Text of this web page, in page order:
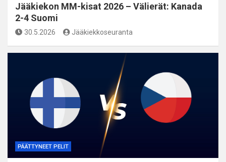
Jääkiekon MM-kisat 2026 – Välierät: Kanada
2-4 Suomi
30.5.2026 Jääkiekkoseuranta
PÄÄTTYNEET PELIT